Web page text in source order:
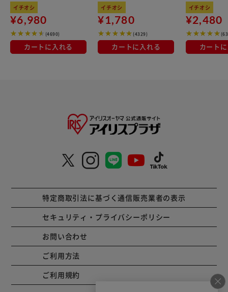
kg×3袋
イチオシ
¥6,980
(4690)
カートに入れる
100％使用
イチオシ
¥1,780
(4329)
カートに入れる
イチオシ
¥2,480
カート
特定商取引法に基づく通信販売業者の表示
セキュリティ・プライバシーポリシー
お問い合わせ
ご利用方法
ご利用規約